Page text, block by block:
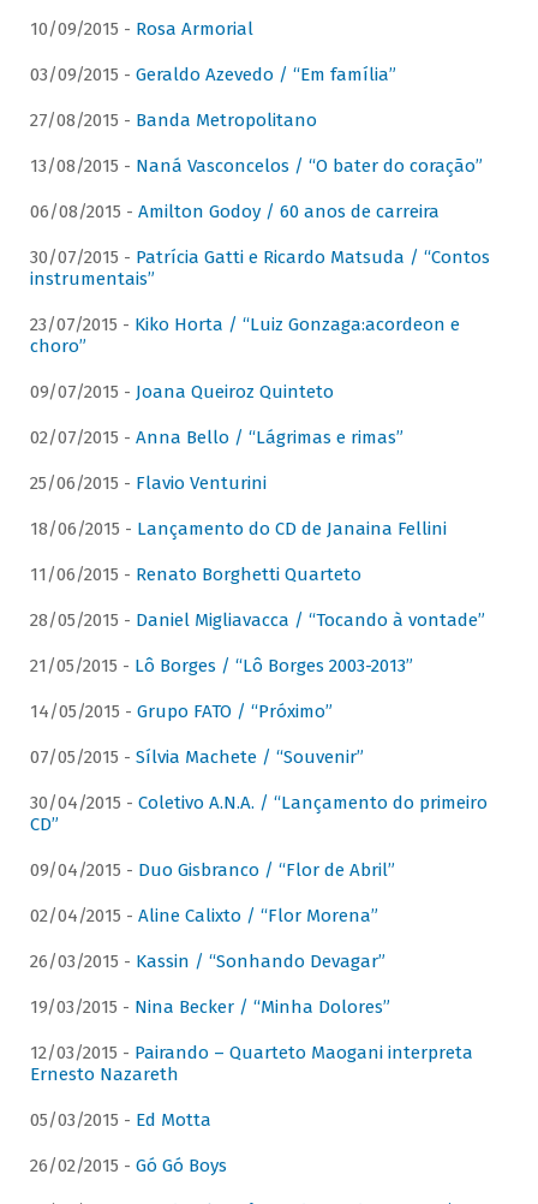
10/09/2015 - Rosa Armorial
03/09/2015 - Geraldo Azevedo / “Em família”
27/08/2015 - Banda Metropolitano
13/08/2015 - Naná Vasconcelos / “O bater do coração”
06/08/2015 - Amilton Godoy / 60 anos de carreira
30/07/2015 - Patrícia Gatti e Ricardo Matsuda / “Contos
instrumentais”
23/07/2015 - Kiko Horta / “Luiz Gonzaga:acordeon e
choro”
09/07/2015 - Joana Queiroz Quinteto
02/07/2015 - Anna Bello / “Lágrimas e rimas”
25/06/2015 - Flavio Venturini
18/06/2015 - Lançamento do CD de Janaina Fellini
11/06/2015 - Renato Borghetti Quarteto
28/05/2015 - Daniel Migliavacca / “Tocando à vontade”
21/05/2015 - Lô Borges / “Lô Borges 2003-2013”
14/05/2015 - Grupo FATO / “Próximo”
07/05/2015 - Sílvia Machete / “Souvenir”
30/04/2015 - Coletivo A.N.A. / “Lançamento do primeiro
CD”
09/04/2015 - Duo Gisbranco / “Flor de Abril”
02/04/2015 - Aline Calixto / “Flor Morena”
26/03/2015 - Kassin / “Sonhando Devagar”
19/03/2015 - Nina Becker / “Minha Dolores”
12/03/2015 - Pairando – Quarteto Maogani interpreta
Ernesto Nazareth
05/03/2015 - Ed Motta
26/02/2015 - Gó Gó Boys